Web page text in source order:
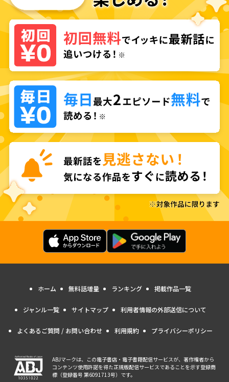
ホーム 無料話増量 ランキング 掲載作品一覧
ジャンル一覧 サイトマップ 利用者情報の外部送信について
よくあるご質問 / お問い合わせ 利用規約 プライバシーポリシー
ABJマークは、この電子書店・電子書籍配信サービスが、著作権者から
コンテンツ使用許諾を得た正規版配信サービスであることを示す登録商
標（登録番号 第6091713号）です。